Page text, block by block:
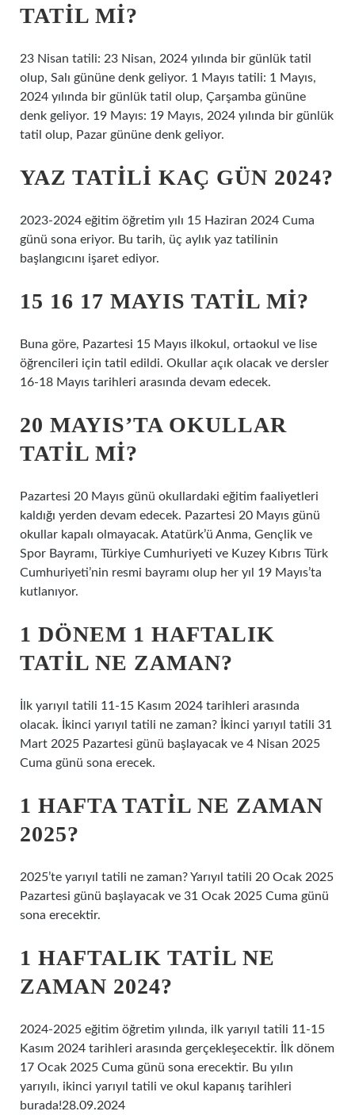
TATIL MI?
23 Nisan tatili: 23 Nisan, 2024 yılında bir günlük tatil
olup, Salı gününe denk geliyor. 1 Mayıs tatili: 1 Mayıs,
2024 yılında bir günlük tatil olup, Çarşamba gününe
denk geliyor. 19 Mayıs: 19 Mayıs, 2024 yılında bir günlük
tatil olup, Pazar gününe denk geliyor.
YAZ TATILI KAÇ GÜN 2024?
2023-2024 eğitim öğretim yılı 15 Haziran 2024 Cuma
günü sona eriyor. Bu tarih, üç aylık yaz tatilinin
başlangıcını işaret ediyor.
15 16 17 MAYIS TATIL MI?
Buna göre, Pazartesi 15 Mayıs ilkokul, ortaokul ve lise
öğrencileri için tatil edildi. Okullar açık olacak ve dersler
16-18 Mayıs tarihleri ​​arasında devam edecek.
20 MAYIS’TA OKULLAR
TATIL MI?
Pazartesi 20 Mayıs günü okullardaki eğitim faaliyetleri
kaldığı yerden devam edecek. Pazartesi 20 Mayıs günü
okullar kapalı olmayacak. Atatürk’ü Anma, Gençlik ve
Spor Bayramı, Türkiye Cumhuriyeti ve Kuzey Kıbrıs Türk
Cumhuriyeti’nin resmi bayramı olup her yıl 19 Mayıs’ta
kutlanıyor.
1 DÖNEM 1 HAFTALIK
TATIL NE ZAMAN?
İlk yarıyıl tatili 11-15 Kasım 2024 tarihleri ​​arasında
olacak. İkinci yarıyıl tatili ne zaman? İkinci yarıyıl tatili 31
Mart 2025 Pazartesi günü başlayacak ve 4 Nisan 2025
Cuma günü sona erecek.
1 HAFTA TATIL NE ZAMAN
2025?
2025’te yarıyıl tatili ne zaman? Yarıyıl tatili 20 Ocak 2025
Pazartesi günü başlayacak ve 31 Ocak 2025 Cuma günü
sona erecektir.
1 HAFTALIK TATIL NE
ZAMAN 2024?
2024-2025 eğitim öğretim yılında, ilk yarıyıl tatili 11-15
Kasım 2024 tarihleri ​​arasında gerçekleşecektir. İlk dönem
17 Ocak 2025 Cuma günü sona erecektir. Bu yılın
yarıyılı, ikinci yarıyıl tatili ve okul kapanış tarihleri ​​
burada!28.09.2024